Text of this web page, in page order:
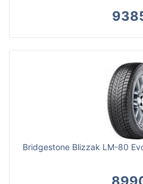
Bridgestone Blizzak LM-80